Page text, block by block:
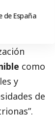
de España
como
y
de